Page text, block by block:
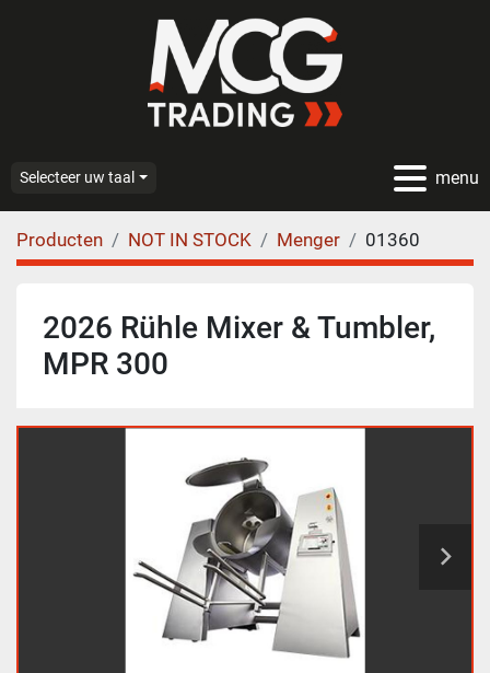
menu
Selecteer uw taal
Producten NOT IN STOCK Menger 01360
2026 Rühle Mixer & Tumbler,
MPR 300